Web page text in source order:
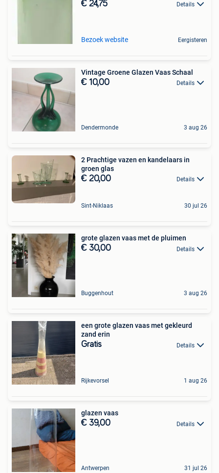
€ 24,75 Details
Bezoek website Eergisteren
Vintage Groene Glazen Vaas Schaal
€ 10,00 Details
Dendermonde 3 aug 26
2 Prachtige vazen en kandelaars in
groen glas
€ 20,00 Details
Sint-Niklaas 30 jul 26
grote glazen vaas met de pluimen
€ 30,00 Details
Buggenhout 3 aug 26
een grote glazen vaas met gekleurd
zand erin
Gratis Details
Rijkevorsel 1 aug 26
glazen vaas
€ 39,00 Details
Antwerpen 31 jul 26